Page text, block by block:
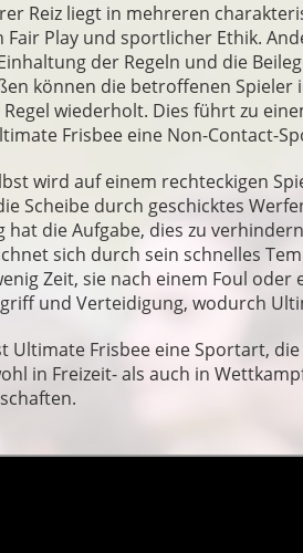
Reiz liegt in mehreren
Fair Play und sportlicher Ethik.
der Regeln und die
können die betroffenen
wiederholt. Dies führt zu
Frisbee eine Non-Contact-
wird auf einem rechteckigen
Scheibe durch geschicktes
hat die Aufgabe, dies zu
sich durch sein schnelles
Zeit, sie nach einem Foul
und Verteidigung, wodurch
Ultimate Frisbee eine Sportart,
in Freizeit- als auch in